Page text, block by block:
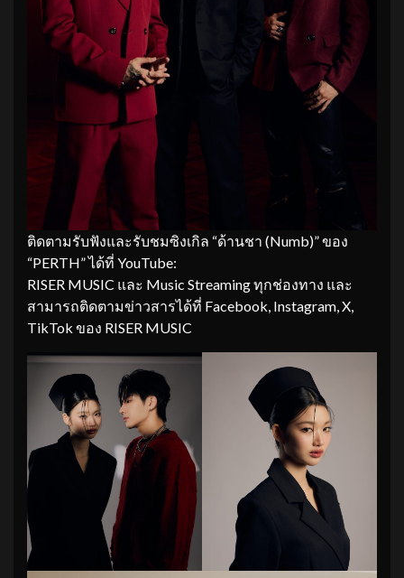
ติดตามรับฟังและรับชมซิงเกิล “ด้านชา (Numb)” ของ
“PERTH” ได้ที่ YouTube:
RISER MUSIC และ Music Streaming ทุกช่องทาง และ
สามารถติดตามข่าวสารได้ที่ Facebook, Instagram, X,
TikTok ของ RISER MUSIC